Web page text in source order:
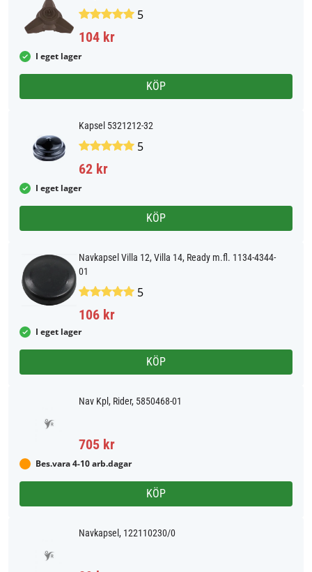
5
104 kr
I eget lager
KÖP
Kapsel 5321212-32
5
62 kr
I eget lager
KÖP
Navkapsel Villa 12, Villa 14, Ready m.fl. 1134-4344-
01
5
106 kr
I eget lager
KÖP
Nav Kpl, Rider, 5850468-01
705 kr
Bes.vara 4-10 arb.dagar
KÖP
Navkapsel, 122110230/0